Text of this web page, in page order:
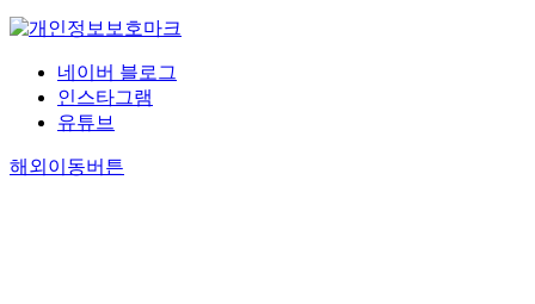
네이버 블로그
인스타그램
유튜브
해외이동버튼